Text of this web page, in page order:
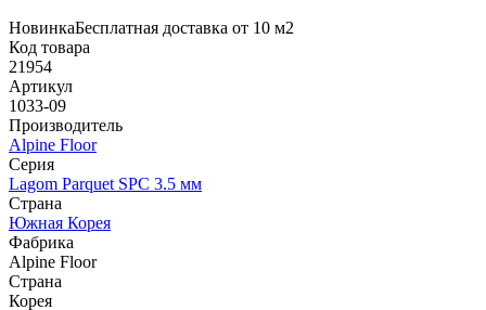
НовинкаБесплатная доставка от 10 м2
Код товара
21954
Артикул
1033-09
Производитель
Alpine Floor
Серия
Lagom Parquet SPC 3.5 мм
Страна
Южная Корея
Фабрика
Alpine Floor
Страна
Корея